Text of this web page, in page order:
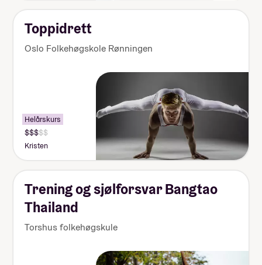
Toppidrett
Oslo Folkehøgskole Rønningen
Helårskurs
Kristen
Trening og sjølforsvar Bangtao
Thailand
Torshus folkehøgskule